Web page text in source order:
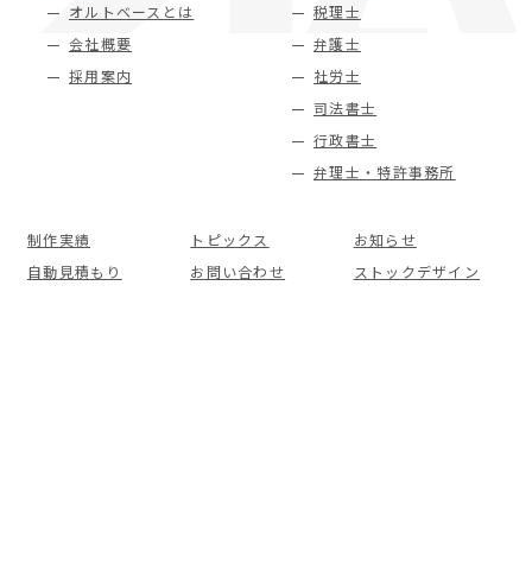
オルトベースとは
会社概要
採用案内
税理士
弁護士
社労士
司法書士
行政書士
弁理士・特許事務所
制作実績 トピックス
お知らせ
自動見積もり
お問い合わせ ストックデザイン